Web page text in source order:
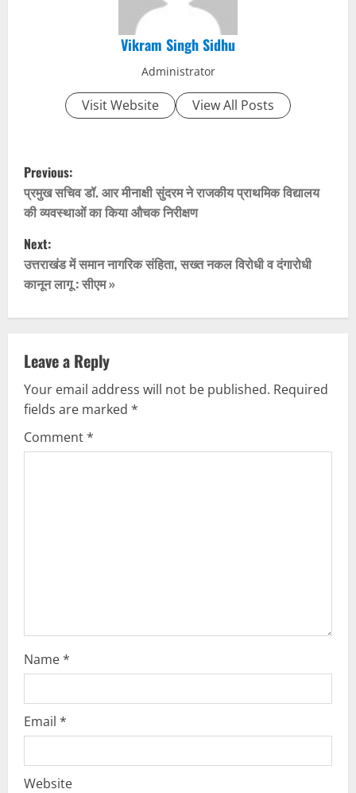
Vikram Singh Sidhu
Administrator
Visit Website View All Posts
P
o
s
t
n
v
i
g
Previous:
प्रमुख सचिव डॉ. आर मीनाक्षी सुंदरम ने राजकीय प्राथमिक विद्यालय
की व्यवस्थाओं का किया औचक निरीक्षण
Next:
उत्तराखंड में समान नागरिक संहिता, सख्त नकल विरोधी व दंगारोधी
कानून लागू : सीएम »
Leave a Reply
Your email address will not be published. Required
fields are marked *
Comment*
Name*
Email *
Website